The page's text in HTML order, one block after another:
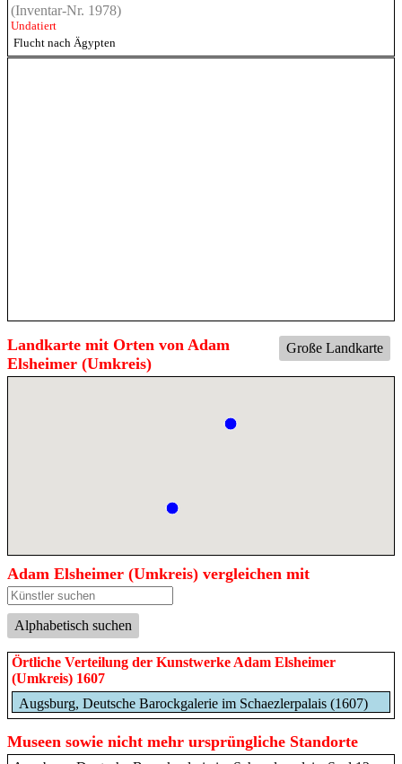
(Inventar-Nr. 1978)
Undatiert
Flucht nach Ägypten
Große Landkarte
Landkarte mit Orten von Adam
Elsheimer (Umkreis)
Adam Elsheimer (Umkreis) vergleichen mit
Alphabetisch suchen
Örtliche Verteilung der Kunstwerke Adam Elsheimer
(Umkreis) 1607
Augsburg, Deutsche Barockgalerie im Schaezlerpalais (1607)
Museen sowie nicht mehr ursprüngliche Standorte